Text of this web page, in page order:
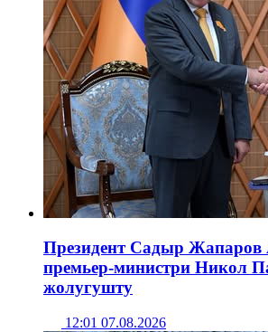
Президент Садыр
премьер-министри Никол
жолугушту
12:01 07.08.2026